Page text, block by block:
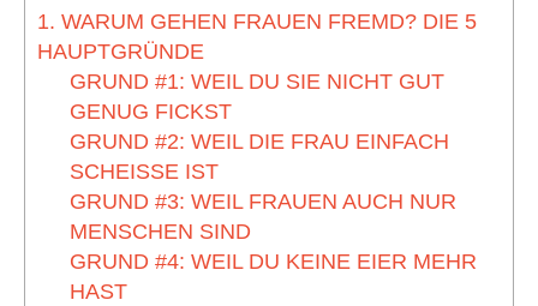
1. WARUM GEHEN FRAUEN FREMD? DIE 5
HAUPTGRÜNDE
GRUND #1: WEIL DU SIE NICHT GUT
GENUG FICKST
GRUND #2: WEIL DIE FRAU EINFACH
SCHEISSE IST
GRUND #3: WEIL FRAUEN AUCH NUR
MENSCHEN SIND
GRUND #4: WEIL DU KEINE EIER MEHR
HAST